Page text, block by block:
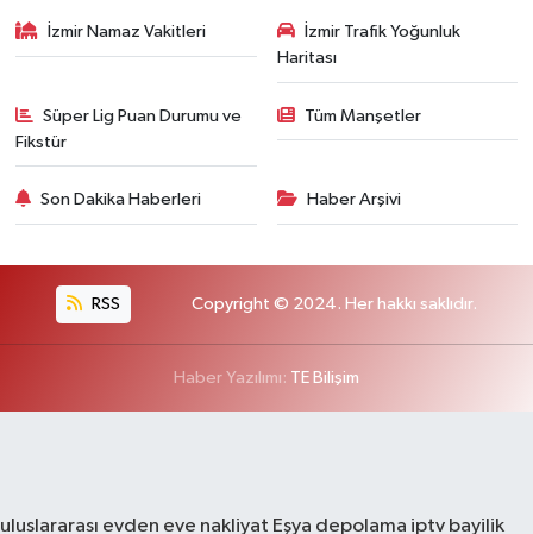
İzmir Namaz Vakitleri
İzmir Trafik Yoğunluk
Haritası
Süper Lig Puan Durumu ve
Fikstür
Tüm Manşetler
Son Dakika Haberleri Haber Arşivi
RSS Copyright © 2024. Her hakkı saklıdır.
Haber Yazılımı: TE Bilişim
uluslararası evden eve nakliyat Eşya depolama iptv bayilik